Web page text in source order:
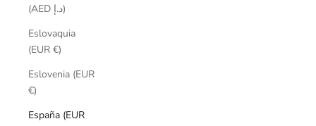
(AED د.إ)
Eslovaquia
(EUR €)
Eslovenia (EUR
€)
España (EUR